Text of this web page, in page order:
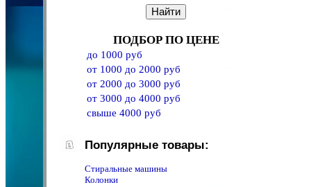
ПОДБОР ПО ЦЕНЕ
до 1000 руб
от 1000 до 2000 руб
от 2000 до 3000 руб
от 3000 до 4000 руб
свыше 4000 руб
Популярные товары:
Стиральные машины
Колонки